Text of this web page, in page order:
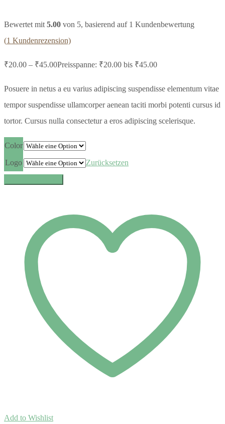
Bewertet mit 5.00 von 5, basierend auf 1 Kundenbewertung
(1 Kundenrezension)
₹20.00 – ₹45.00Preisspanne: ₹20.00 bis ₹45.00
Posuere in netus a eu varius adipiscing suspendisse elementum vitae
tempor suspendisse ullamcorper aenean taciti morbi potenti cursus id
tortor. Cursus nulla consectetur a eros adipiscing scelerisque.
Color
Logo
Zurücksetzen
Add to Wishlist